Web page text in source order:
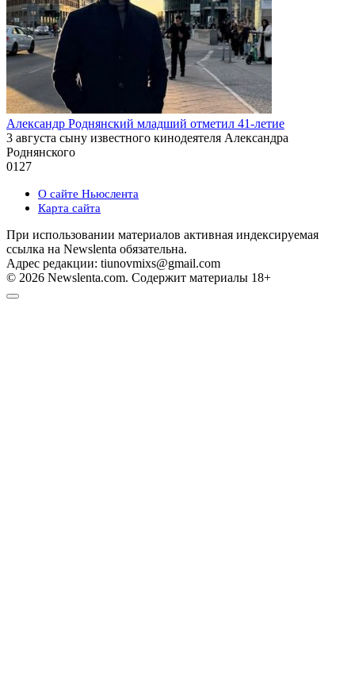
Александр Роднянский младший отметил 41-летие
3 августа сыну известного кинодеятеля Александра
Роднянского
0127
О сайте Ньюслента
Карта сайта
При использовании материалов активная индексируемая
ссылка на Newslenta обязательна.
Адрес редакции: tiunovmixs@gmail.com
© 2026 Newslenta.com. Содержит материалы 18+